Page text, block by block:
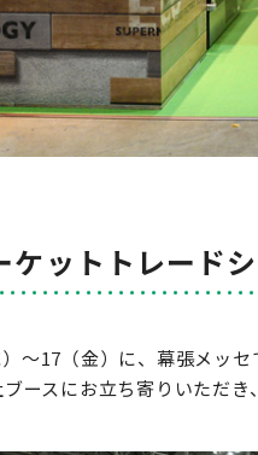
ケットトレード
〜17（金）に、幕張メッ
ースにお立ち寄りいただき